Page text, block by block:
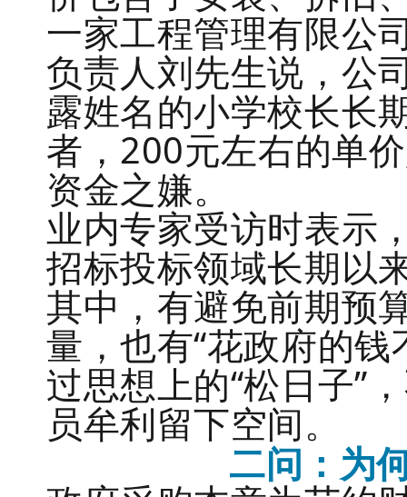
一家工程管理有限公
负责人刘先生说，公
露姓名的小学校长长
者，200元左右的单
资金之嫌。
业内专家受访时表示
招标投标领域长期以
其中，有避免前期预
量，也有“花政府的
过思想上的“松日子”
员牟利留下空间。
二问：为